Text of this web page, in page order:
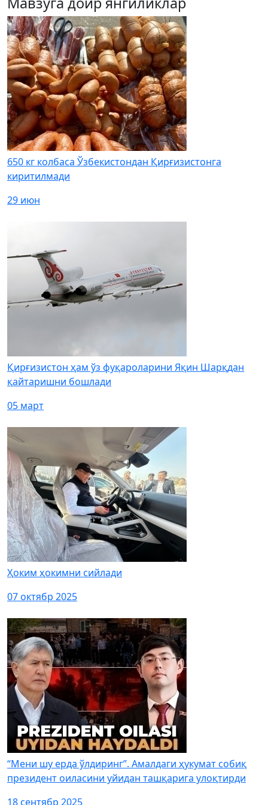
650 кг колбаса Ўзбекистондан Қирғизистонга
киритилмади
29 июн
Қирғизистон ҳам ўз фуқароларини Яқин Шарқдан
қайтаришни бошлади
05 март
Ҳоким ҳокимни сийлади
07 октябр 2025
“Мени шу ерда ўлдиринг”. Амалдаги ҳукумат собиқ
президент оиласини уйидан ташқарига улоқтирди
18 сентябр 2025